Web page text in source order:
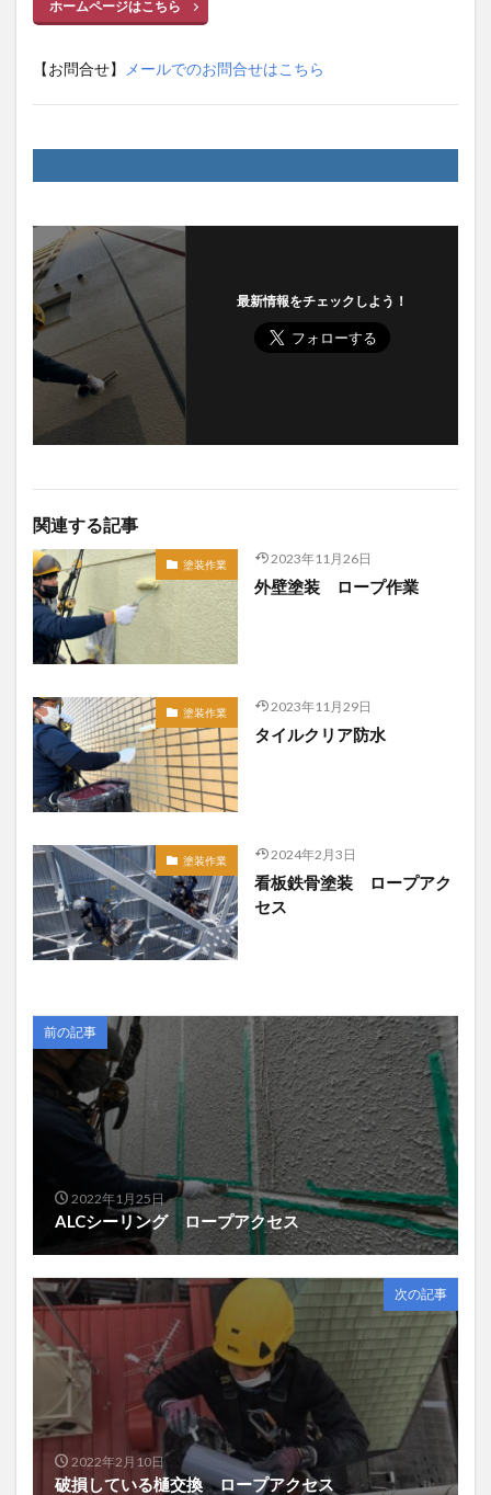
ホームページはこちら
【お問合せ】 メールでのお問合せはこちら
最新情報をチェックしよう！
関連する記事
塗装作業 2023年11月26日
外壁塗装 ロープ作業
塗装作業 2023年11月29日
タイルクリア防水
塗装作業 2024年2月3日
看板鉄骨塗装 ロープアク
セス
前の記事
2022年1月25日
ALCシーリング ロープアクセス
次の記事
2022年2月10日
破損している樋交換 ロープアクセス